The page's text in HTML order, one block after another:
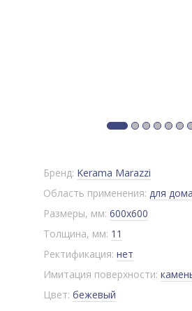
Бренд: Kerama Marazzi
Область применения: для
Размеры, мм: 600x600
Толщина, мм: 11
Ректификация: нет
Имитация поверхности:
Цвет: бежевый